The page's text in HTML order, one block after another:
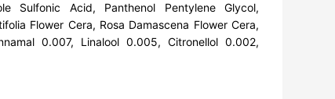
Sulfonic Acid, Panthenol Pentylene Glycol,
Flower Cera, Rosa Damascena Flower Cera,
0.007, Linalool 0.005, Citronellol 0.002,